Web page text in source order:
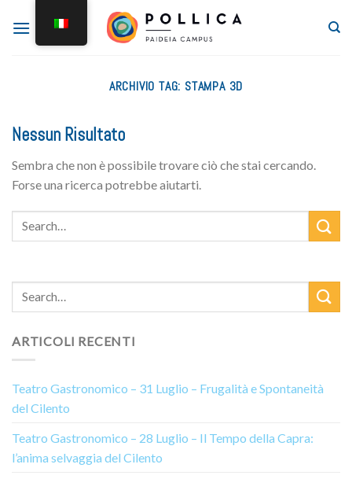
ARCHIVIO TAG: STAMPA 3D
Nessun Risultato
Sembra che non è possibile trovare ciò che stai cercando.
Forse una ricerca potrebbe aiutarti.
ARTICOLI RECENTI
Teatro Gastronomico – 31 Luglio – Frugalità e Spontaneità
del Cilento
Teatro Gastronomico – 28 Luglio – Il Tempo della Capra:
l’anima selvaggia del Cilento